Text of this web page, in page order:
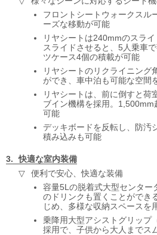
フロントシートウォークスル
ーズな移動が可能
リヤシートは240mmのスラ
スライドさせると、5人乗車
ツケース4個の積載が可能
リヤシートのリクライニング
ができ、車中泊も可能な空間
リヤシートは、前に倒すと荷
ブイン機構を採用。
可能
デッキボードを反転し、防汚
積み込みも可能
快適な室内装備
便利で安心、快適な装備
容量5Lの脱着式大型センター
のドリンクも置くことができ
じめ、多様な収納スペースを
乗降用大型アシストグリップ
採用で、子供から大人までス